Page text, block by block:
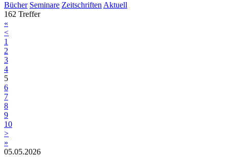
Bücher Seminare ZeitschriftenAktuell
162 Treffer
«
<
1
2
3
4
5
6
7
8
9
10
>
»
05.05.2026